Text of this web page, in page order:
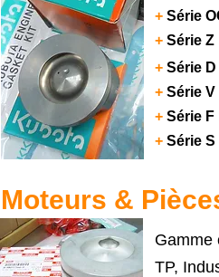
+ Série
+ Série Z
+ Série
+ Série
+ Série
+ Série
Gamme
TP,
Moteurs &